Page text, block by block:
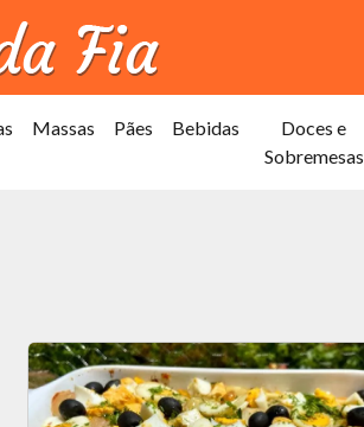
Massas Pães Bebidas
Doces e
Sobremesas